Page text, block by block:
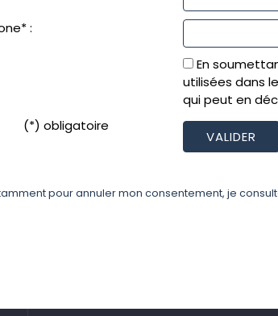
:
En
utilisées dans
qui peut en
(*) obligatoire
pour annuler mon consentement, je